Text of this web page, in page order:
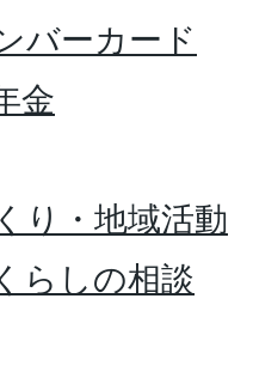
バーカード
金
り・地域活動
らしの相談